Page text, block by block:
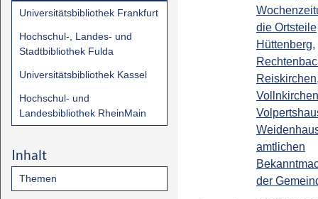
Universitätsbibliothek Frankfurt
Hochschul-, Landes- und
Stadtbibliothek Fulda
Universitätsbibliothek Kassel
Hochschul- und
Landesbibliothek RheinMain
Inhalt
Themen
die Ortsteile
Hüttenberg,
amtlichen
der